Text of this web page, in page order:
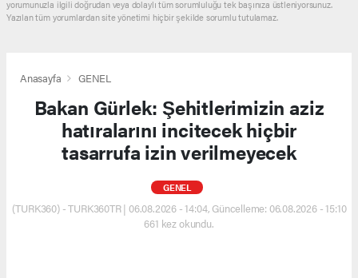
yorumunuzla ilgili doğrudan veya dolaylı tüm sorumluluğu tek başınıza üstleniyorsunuz.
Yazılan tüm yorumlardan site yönetimi hiçbir şekilde sorumlu tutulamaz.
Anasayfa GENEL
Bakan Gürlek: Şehitlerimizin aziz
hatıralarını incitecek hiçbir
tasarrufa izin verilmeyecek
GENEL
(TURK360) - TURK360TR | 06.08.2026 - 14:04, Güncelleme: 06.08.2026 - 15:10
661 kez okundu.